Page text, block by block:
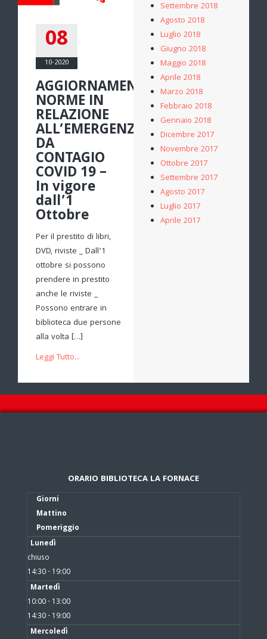
08
10-2020
AGGIORNAMENTO
NORME IN
RELAZIONE
ALL’EMERGENZA
DA
CONTAGIO
COVID 19 –
In vigore
dall’1
Ottobre
Per il prestito di libri,
DVD, riviste _ Dall’1
ottobre si possono
prendere in prestito
anche le riviste _
Possono entrare in
biblioteca due persone
alla volta […]
Leggi Tutto...
Settembre 2018
Agosto 2018
Luglio 2018
Giugno 2018
Maggio 2018
Aprile 2018
Marzo 2018
Febbraio 2018
Gennaio 2018
Dicembre 2017
Novembre 2017
Ottobre 2017
Settembre 2017
Agosto 2017
Luglio 2017
Aprile 2017
ORARIO BIBLIOTECA LA FORNACE
Giorni
Mattino
Pomeriggio
Lunedì
chiuso
14:30 - 19:00
Martedì
10:00 - 13:00
14:30 - 19:00
Mercoledì